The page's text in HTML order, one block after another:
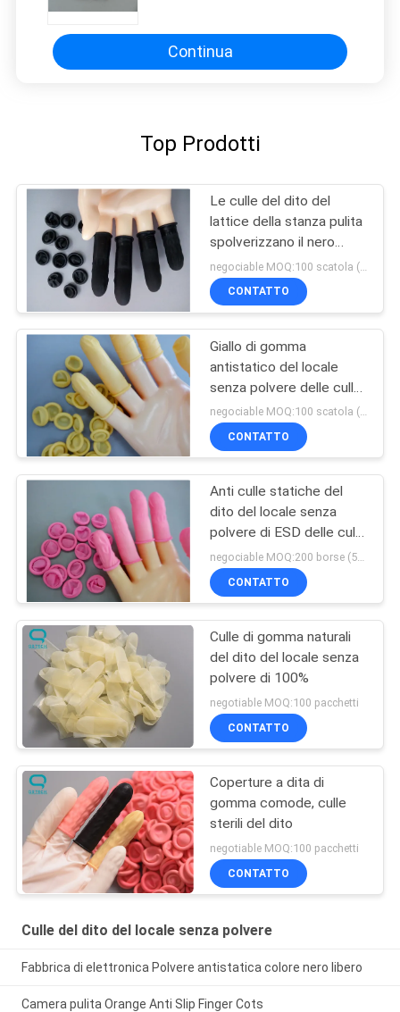
Continua
Top Prodotti
Le culle del dito del
lattice della stanza pulita
spolverizzano il nero
libero
CONTATTO
Giallo di gomma
antistatico del locale
senza polvere delle culle
industriali del dito
negociable MOQ:100 scatola (100/box)
CONTATTO
Anti culle statiche del
dito del locale senza
polvere di ESD delle culle
rosa del dito
negociable MOQ:200 borse (500g/bag)
CONTATTO
Culle di gomma naturali
del dito del locale senza
polvere di 100%
negotiable MOQ:100 pacchetti
CONTATTO
Coperture a dita di
gomma comode, culle
sterili del dito
negotiable MOQ:100 pacchetti
CONTATTO
Culle del dito del locale senza polvere
Fabbrica di elettronica Polvere antistatica colore nero libero
Camera pulita Orange Anti Slip Finger Cots